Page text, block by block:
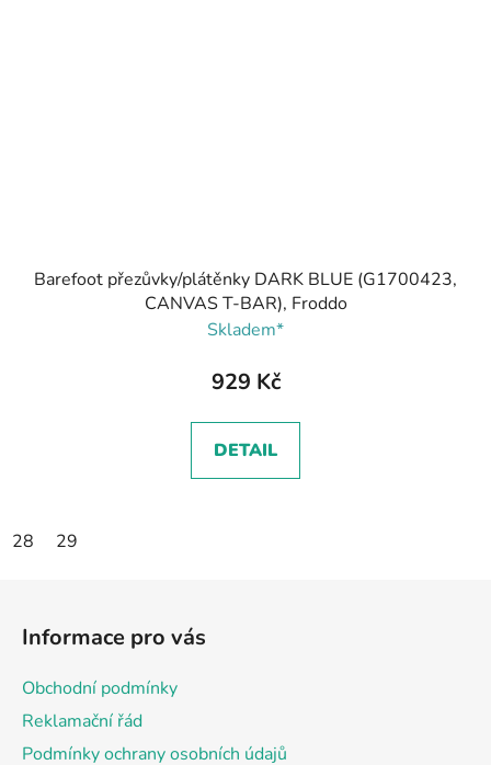
Barefoot přezůvky/plátěnky DARK BLUE (G1700423,
CANVAS T-BAR), Froddo
Skladem*
929 Kč
DETAIL
28 29
Informace pro vás
Obchodní podmínky
Reklamační řád
Podmínky ochrany osobních údajů